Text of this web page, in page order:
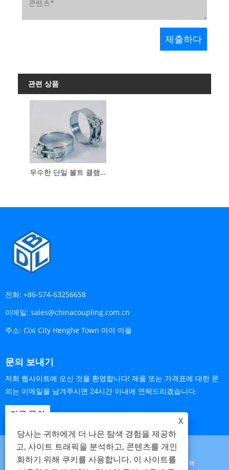
관련 상품
우수한 단일 볼트 클램프
전화: +86-574-63256658
이메일: sales@chinacoupling.com.cn
주소: Cixi City Henghe Town 마야 마을
문의 보내기
저희 웹사이트에 오신 것을 환영합니다! 제품 또는 가격표에 대한 문
의는 이메일을 남겨주시면 24시간 이내에 연락드리겠습니다.
지금 문의
Links Sitemap RSS XML 개인 정보 보호 정책
X
당사는 귀하에게 더 나은 탐색 경험을 제공하
고, 사이트 트래픽을 분석하고, 콘텐츠를 개인
화하기 위해 쿠키를 사용합니다. 이 사이트를